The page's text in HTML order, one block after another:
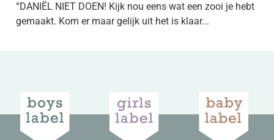
“DANIËL NIET DOEN! Kijk nou eens wat een zooi je hebt
gemaakt. Kom er maar gelijk uit het is klaar...